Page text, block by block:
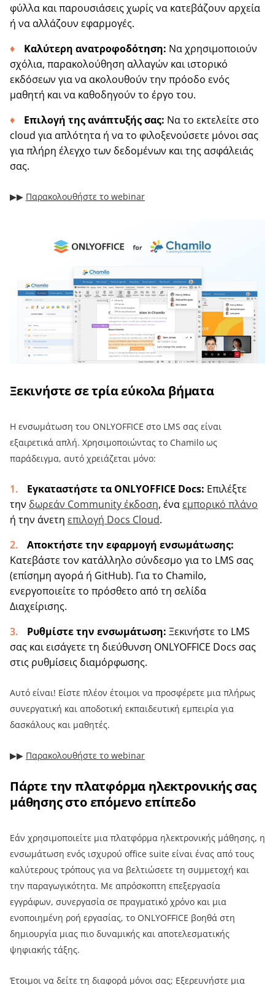
φύλλα και παρουσιάσεις χωρίς να κατεβάζουν αρχεία
ή να αλλάζουν εφαρμογές.
Καλύτερη ανατροφοδότηση: Να χρησιμοποιούν
σχόλια, παρακολούθηση αλλαγών και ιστορικό
εκδόσεων για να ακολουθούν την πρόοδο ενός
μαθητή και να καθοδηγούν το έργο του.
Επιλογή της ανάπτυξής σας: Να το εκτελείτε στο
cloud για απλότητα ή να το φιλοξενούσετε μόνοι σας
για πλήρη έλεγχο των δεδομένων και της ασφάλειάς
σας.
▶︎▶︎ Παρακολουθήστε το webinar
Ξεκινήστε σε τρία εύκολα βήματα
Η ενσωμάτωση του ONLYOFFICE στο LMS σας είναι
εξαιρετικά απλή. Χρησιμοποιώντας το Chamilo ως
παράδειγμα, αυτό χρειάζεται μόνο:
Εγκαταστήστε τα ONLYOFFICE Docs: Επιλέξτε
την δωρεάν Community έκδοση, έναεμπορικό πλάνο
ή την άνετη επιλογή Docs Cloud.
Αποκτήστε την εφαρμογή ενσωμάτωσης:
Κατεβάστε τον κατάλληλο σύνδεσμο για το LMS σας
(επίσημη αγορά ή GitHub). Για το Chamilo,
ενεργοποιείτε το πρόσθετο από τη σελίδα
Διαχείρισης.
Ρυθμίστε την ενσωμάτωση: Ξεκινήστε το LMS
σας και εισάγετε τη διεύθυνση ONLYOFFICE Docs σας
στις ρυθμίσεις διαμόρφωσης.
Αυτό είναι! Είστε πλέον έτοιμοι να προσφέρετε μια πλήρως
συνεργατική και αποδοτική εκπαιδευτική εμπειρία για
δασκάλους και μαθητές.
▶︎▶︎ Παρακολουθήστε το webinar
Πάρτε την πλατφόρμα ηλεκτρονικής σας
μάθησης στο επόμενο επίπεδο
Εάν χρησιμοποιείτε μια πλατφόρμα ηλεκτρονικής μάθησης, η
ενσωμάτωση ενός ισχυρού office suite είναι ένας από τους
καλύτερους τρόπους για να βελτιώσετε τη συμμετοχή και
την παραγωγικότητα. Με απρόσκοπτη επεξεργασία
εγγράφων, συνεργασία σε πραγματικό χρόνο και μια
ενοποιημένη ροή εργασίας, το ONLYOFFICE βοηθά στη
δημιουργία μιας πιο δυναμικής και αποτελεσματικής
ψηφιακής τάξης.
Έτοιμοι να δείτε τη διαφορά μόνοι σας; Εξερευνήστε μια